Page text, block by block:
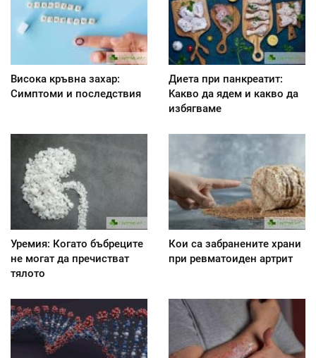
Висока кръвна захар:
Симптоми и последствия
Диета при панкреатит:
Kакво да ядем и какво да
избягваме
Уремия: Когато бъбреците
не могат да пречистват
тялото
Кои са забранените храни
при ревматоиден артрит